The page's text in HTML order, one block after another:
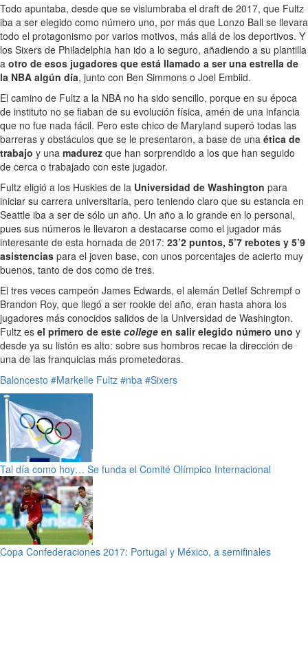
Todo apuntaba, desde que se vislumbraba el draft de 2017, que Fultz
iba a ser elegido como número uno, por más que Lonzo Ball se llevara
todo el protagonismo por varios motivos, más allá de los deportivos. Y
los Sixers de Philadelphia han ido a lo seguro, añadiendo a su plantilla
a otro de esos jugadores que está llamado a ser una estrella de
la NBA algún día, junto con Ben Simmons o Joel Embiid.
El camino de Fultz a la NBA no ha sido sencillo, porque en su época
de instituto no se fiaban de su evolución física, amén de una infancia
que no fue nada fácil. Pero este chico de Maryland superó todas las
barreras y obstáculos que se le presentaron, a base de una ética de
trabajo y una madurez que han sorprendido a los que han seguido
de cerca o trabajado con este jugador.
Fultz eligió a los Huskies de la Universidad de Washington para
iniciar su carrera universitaria, pero teniendo claro que su estancia en
Seattle iba a ser de sólo un año. Un año a lo grande en lo personal,
pues sus números le llevaron a destacarse como el jugador más
interesante de esta hornada de 2017: 23’2 puntos, 5’7 rebotes y 5’9
asistencias para el joven base, con unos porcentajes de acierto muy
buenos, tanto de dos como de tres.
El tres veces campeón James Edwards, el alemán Detlef Schrempf o
Brandon Roy, que llegó a ser rookie del año, eran hasta ahora los
jugadores más conocidos salidos de la Universidad de Washington.
Fultz es el primero de este college en salir elegido número uno y
desde ya su listón es alto: sobre sus hombros recae la dirección de
una de las franquicias más prometedoras.
Baloncesto #Markelle Fultz #nba #Sixers
Tal día como hoy… Se funda el Comité Olímpico Internacional
Copa Confederaciones 2017: Portugal y México, a semifinales